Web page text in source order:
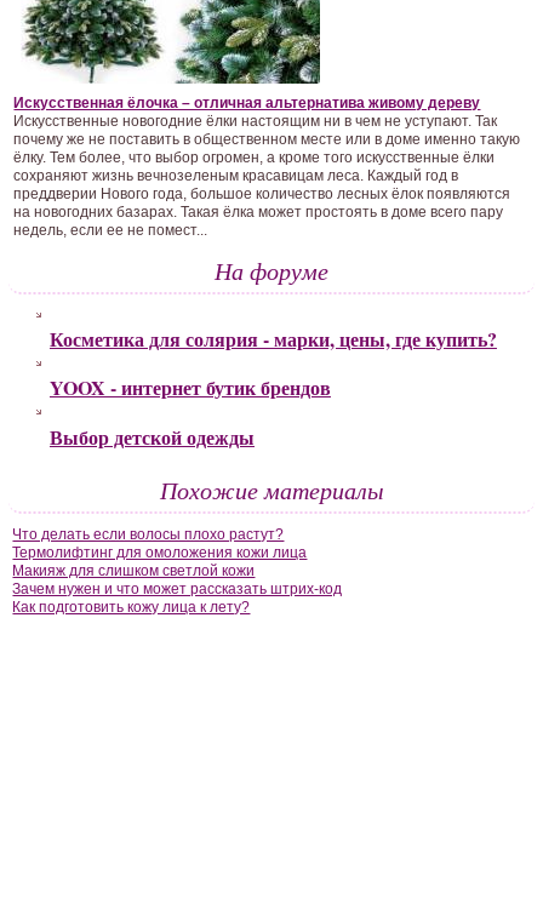
Искусственная ёлочка – отличная альтернатива живому дереву
Искусственные новогодние ёлки настоящим ни в чем не уступают. Так
почему же не поставить в общественном месте или в доме именно такую
ёлку. Тем более, что выбор огромен, а кроме того искусственные ёлки
сохраняют жизнь вечнозеленым красавицам леса. Каждый год в
преддверии Нового года, большое количество лесных ёлок появляются
на новогодних базарах. Такая ёлка может простоять в доме всего пару
недель, если ее не помест...
На форуме
Косметика для солярия - марки, цены, где купить?
YOOX - интернет бутик брендов
Выбор детской одежды
Похожие материалы
Что делать если волосы плохо растут?
Термолифтинг для омоложения кожи лица
Макияж для слишком светлой кожи
Зачем нужен и что может рассказать штрих-код
Как подготовить кожу лица к лету?